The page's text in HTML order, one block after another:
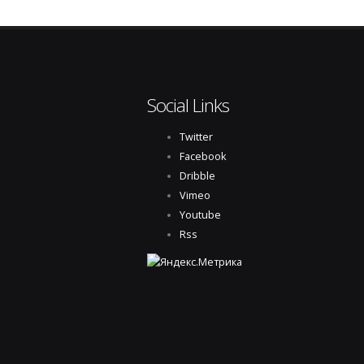
Social Links
Twitter
Facebook
Dribble
Vimeo
Youtube
Rss